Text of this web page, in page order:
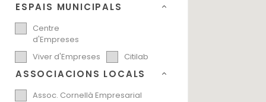
ESPAIS MUNICIPALS
Centre
d'Empreses
Viver d'Empreses
Citilab
ASSOCIACIONS LOCALS
Assoc. Cornellà Empresarial